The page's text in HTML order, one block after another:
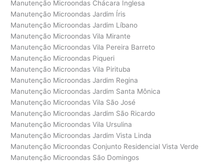
Manutenção Microondas Chácara Inglesa
Manutenção Microondas Jardim Íris
Manutenção Microondas Jardim Líbano
Manutenção Microondas Vila Mirante
Manutenção Microondas Vila Pereira Barreto
Manutenção Microondas Piqueri
Manutenção Microondas Vila Pirituba
Manutenção Microondas Jardim Regina
Manutenção Microondas Jardim Santa Mônica
Manutenção Microondas Vila São José
Manutenção Microondas Jardim São Ricardo
Manutenção Microondas Vila Ursulina
Manutenção Microondas Jardim Vista Linda
Manutenção Microondas Conjunto Residencial Vista Verde
Manutenção Microondas São Domingos